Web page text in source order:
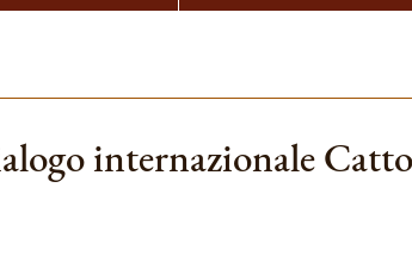
internazionale